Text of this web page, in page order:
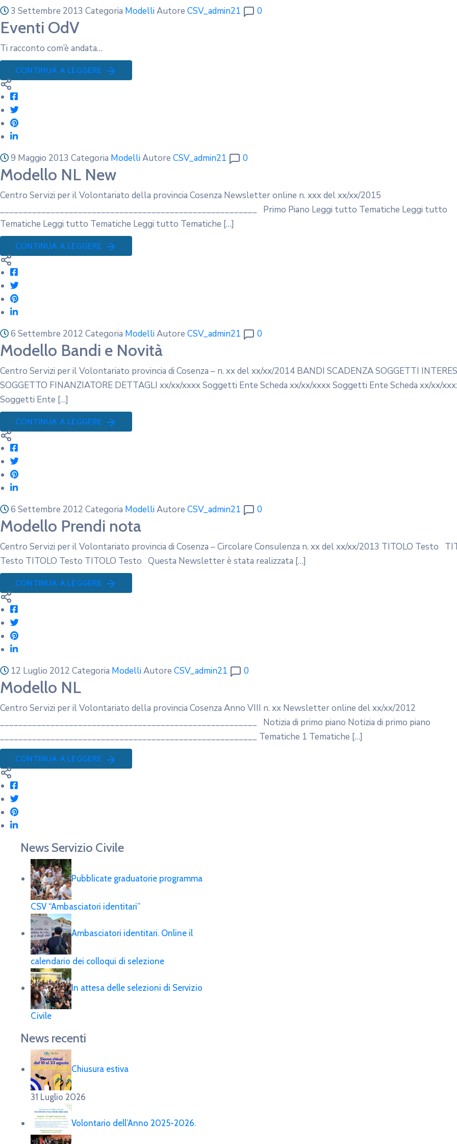
3 Settembre 2013 Categoria ModelliAutore CSV_admin21 0
Eventi OdV
Ti racconto com’è andata…
CONTINUA A LEGGERE
9 Maggio 2013 Categoria ModelliAutore CSV_admin21 0
Modello NL New
Centro Servizi per il Volontariato della provincia Cosenza Newsletter online n. xxx del xx/xx/2015
________________________________________________________ Primo Piano Leggi tutto Tematiche Leggi tutto
Tematiche Leggi tutto Tematiche Leggi tutto Tematiche […]
CONTINUA A LEGGERE
6 Settembre 2012 Categoria ModelliAutore CSV_admin21 0
Modello Bandi e Novità
Centro Servizi per il Volontariato provincia di Cosenza – n. xx del xx/xx/2014 BANDI SCADENZA SOGGETTI
SOGGETTO FINANZIATORE DETTAGLI xx/xx/xxxx Soggetti Ente Scheda xx/xx/xxxx Soggetti Ente Scheda xx/xx/
Soggetti Ente […]
CONTINUA A LEGGERE
6 Settembre 2012 Categoria ModelliAutore CSV_admin21 0
Modello Prendi nota
Centro Servizi per il Volontariato provincia di Cosenza – Circolare Consulenza n. xx del xx/xx/2013 TITOLO Testo
Testo TITOLO Testo TITOLO Testo Questa Newsletter è stata realizzata […]
CONTINUA A LEGGERE
12 Luglio 2012 Categoria ModelliAutore CSV_admin21 0
Modello NL
Centro Servizi per il Volontariato della provincia Cosenza Anno VIII n. xx Newsletter online del xx/xx/2012
________________________________________________________ Notizia di primo piano Notizia di primo piano
________________________________________________________ Tematiche 1 Tematiche […]
CONTINUA A LEGGERE
News Servizio Civile
Pubblicate graduatorie programma
CSV “Ambasciatori identitari”
Ambasciatori identitari. Online il
calendario dei colloqui di selezione
In attesa delle selezioni di Servizio
Civile
News recenti
Chiusura estiva
31 Luglio 2026
Volontario dell’Anno 2025-2026.